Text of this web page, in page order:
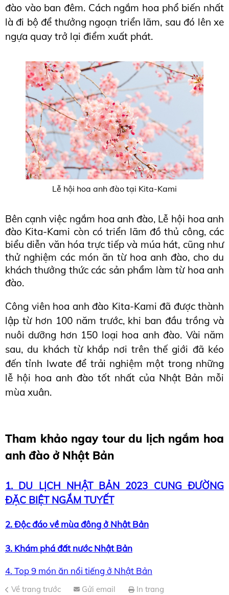
đào vào ban đêm. Cách ngắm hoa phổ biến nhất
là đi bộ để thưởng ngoạn triển lãm, sau đó lên xe
ngựa quay trở lại điểm xuất phát.
Lễ hội hoa anh đào tại Kita-Kami
Bên cạnh việc ngắm hoa anh đào, Lễ hội hoa anh
đào Kita-Kami còn có triển lãm đồ thủ công, các
biểu diễn văn hóa trực tiếp và múa hát, cũng như
thử nghiệm các món ăn từ hoa anh đào, cho du
khách thưởng thức các sản phẩm làm từ hoa anh
đào.
Công viên hoa anh đào Kita-Kami đã được thành
lập từ hơn 100 năm trước, khi ban đầu trồng và
nuôi dưỡng hơn 150 loại hoa anh đào. Vài năm
sau, du khách từ khắp nơi trên thế giới đã kéo
đến tỉnh Iwate để trải nghiệm một trong những
lễ hội hoa anh đào tốt nhất của Nhật Bản mỗi
mùa xuân.
Tham khảo ngay tour du lịch ngắm hoa
anh đào ở Nhật Bản
1. DU LỊCH NHẬT BẢN 2023 CUNG ĐƯỜNG
ĐẶC BIỆT NGẮM TUYẾT
2. Độc đáo về mùa đông ở Nhật Bản
3. Khám phá đất nước Nhật Bản
4. Top 9 món ăn nổi tiếng ở Nhật Bản
Về trang trước Gửi email In trang